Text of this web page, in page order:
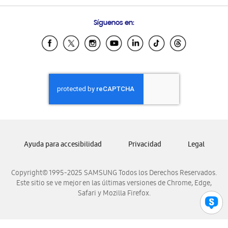
Samsung Ecuador
Samsung El Salvador
Samsung Honduras
Samsung Nicaragua
Samsung Panamá
Samsung Venezuela
Síguenos en:
Copyright© 1995-2025 SAMSUNG Todos los Derechos Reservados.
Este sitio se ve mejor en las últimas versiones de Chrome, Edge,
Safari y Mozilla Firefox.
Ayuda para accesibilidad Privacidad Legal